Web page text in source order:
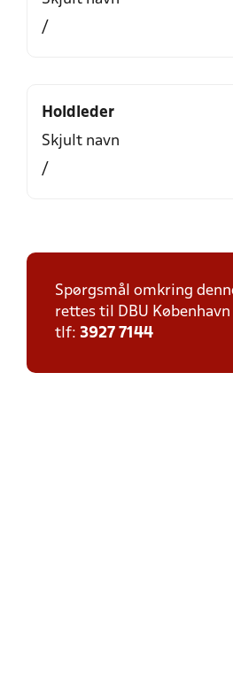
/
Holdleder
Skjult navn
/
Spørgsmål omkring
rettes til DBU København
tlf: 3927 7144